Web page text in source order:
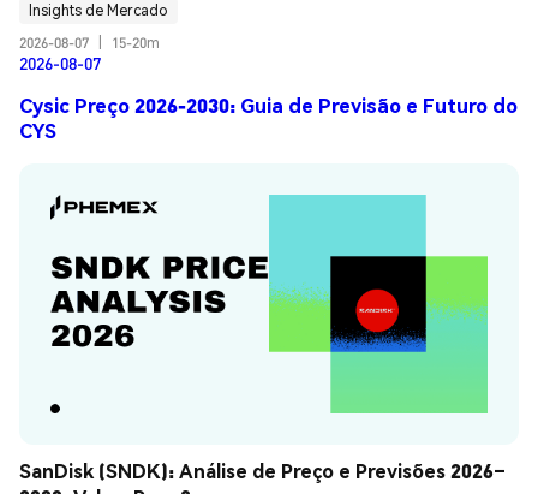
Insights de Mercado
2026-08-07
15-20m
2026-08-07
Cysic Preço 2026-2030: Guia de Previsão e Futuro do
CYS
SanDisk (SNDK): Análise de Preço e Previsões 2026–